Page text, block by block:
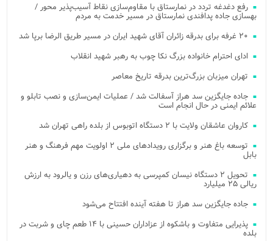
رفع دغدغه تردد در نمارستاق با مقاوم‌سازی نقاط آسیب‌پذیر محور /
بهسازی جاده پدافندی نمارستاق در مسیر خدمت به مردم
۲۰ غرفه برای بدرقه زائران آقای شهید ایران در مسیر طریق الرضا برپا شد
ادای احترام خانواده بزرگ نکا چوب به رهبر شهید انقلاب
تهران میزبان بزرگ‌ترین بدرقه تاریخ معاصر
جاده جایگزین سد هراز آسفالت شد / عملیات ایمن‌سازی و نصب تابلو و
علائم ایمنی در حال انجام است
کاروان عاشقان ولایت با ۲ دستگاه اتوبوس از بلده راهی تهران شد
توسعه باغ هنر و برگزاری رویدادهای ملی ۲ اولویت مهم فرهنگ و هنر
بابل
تحویل ۲ دستگاه نیسان کمپرسی به دهیاری‌های رزن و یالرود به ارزش
ریالی ۲۵ میلیارد
جاده جایگزین سد هراز تا هفته آینده افتتاح می‌شود
پذیرایی متفاوت و باشکوه از عزاداران حسینی با ۱۴ طعم چای و شربت در
بلده